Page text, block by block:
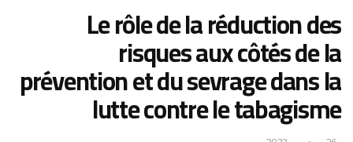
Le rôle de la réduction des
risques aux côtés de la
prévention et du sevrage dans la
lutte contre le tabagisme